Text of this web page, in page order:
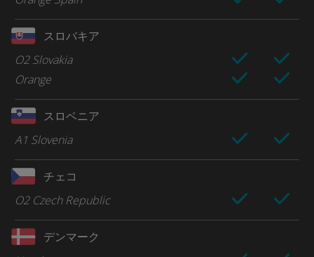
スロバキア
O2 Slovakia
Orange
スロベニア
A1 Slovenia
チェコ
O2 Czech Republic
デンマーク